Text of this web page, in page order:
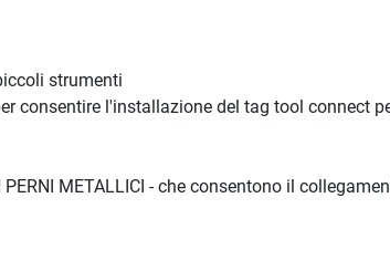
strumenti
consentire l'installazione del tag tool connect
PERNI METALLICI - che consentono il